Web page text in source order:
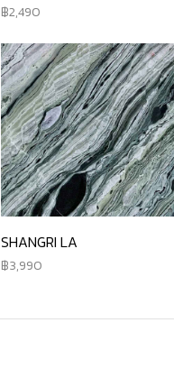
2,490
SHANGRI LA
3,990